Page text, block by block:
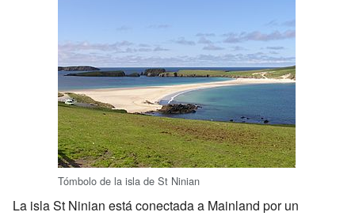
Tómbolo de la isla de St Ninian
La isla St Ninian está conectada a Mainland por un